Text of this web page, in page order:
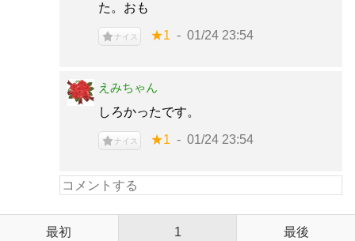
た。おも
ナイス ★1 01/24 23:54
えみちゃん
しろかったです。
ナイス ★1 01/24 23:54
最初 1 最後